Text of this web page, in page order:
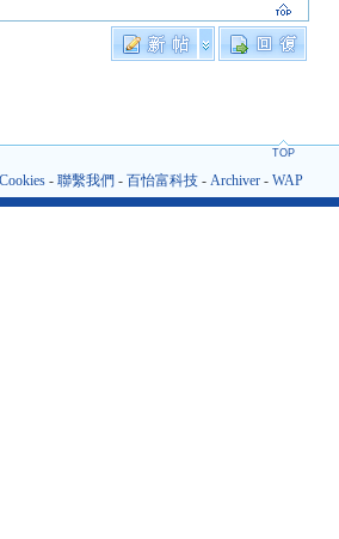
TOP
- 聯繫我們 - 百怡富科技 - Archiver - WAP